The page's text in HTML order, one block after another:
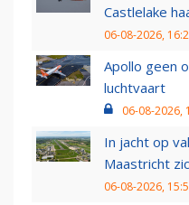
Castlelake
06-08-2026,
Apollo geen
luchtvaart
06-08-2026,
In jacht op
Maastricht
06-08-2026,